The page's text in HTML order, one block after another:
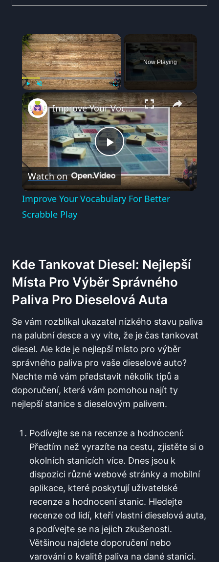
×
Play Unmute Fullscreen
Now Playing
×
Play
Video
Improve Your Vocabulary For Better Scrabble Play
Watch on
Improve Your Vocabulary For Better
Scrabble Play
Kde Tankovat Diesel: ⁢Nejlepší
Místa ⁢pro⁣ Výběr Správného‍
Paliva Pro ⁣dieselová Auta
Se⁤ vám rozblikal ‍ukazatel nízkého ⁣stavu⁢ paliva
na ‌palubní​ desce a vy víte, že je čas tankovat
diesel. Ale kde je ‍nejlepší ‌místo pro ‌výběr⁣
správného ⁤paliva pro vaše dieselové auto?
Nechte mě vám představit několik tipů a‍
doporučení,⁢ která vám pomohou najít⁣ ty​
nejlepší stanice s dieselovým palivem.
Podívejte se⁣ na recenze a hodnocení:
Předtím než ‌vyrazíte na cestu, zjistěte si o
okolních stanicích více. Dnes jsou k
dispozici různé webové ⁤stránky a mobilní
aplikace, které poskytují uživatelské
recenze a hodnocení stanic. Hledejte
recenze od lidí, kteří vlastní ⁢dieselová‌ auta,
a podívejte se na jejich ‍zkušenosti.
Většinou najdete doporučení nebo
varování o kvalitě paliva ⁤na dané stanici.